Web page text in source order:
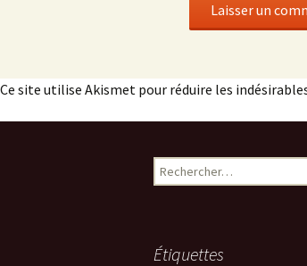
Ce site utilise Akismet pour réduire les
Rechercher :
Étiquettes